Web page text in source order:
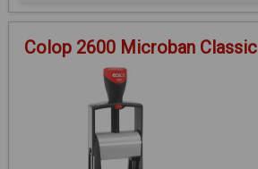
Colop 2600 Microban Classic